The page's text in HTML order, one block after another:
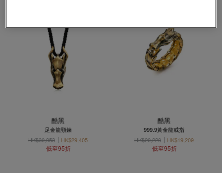
酷黑
足金龍頸鍊
HK$30,953
HK$29,405
低至95折
酷黑
999.9黃金龍戒指
HK$20,220
HK$19,209
低至95折